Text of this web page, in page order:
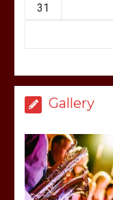
31
Gallery